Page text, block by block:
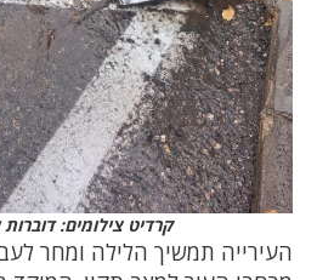
קרדיט צילומים: דוברות
העירייה תמשיך הלילה ומחר